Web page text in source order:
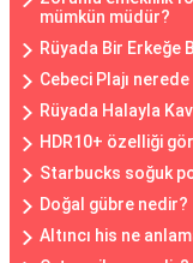
mümkün müdür?
Rüyada Bir Erkeğe
Cebeci Plajı
Rüyada Halayla
HDR10+ özelliği
Starbucks soğuk
Doğal gübre nedir?
Altıncı his ne